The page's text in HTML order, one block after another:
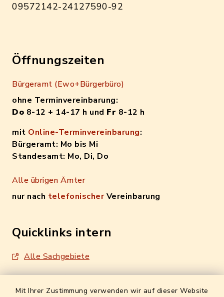
Mit Ihrer Zustimmung verwenden wir auf dieser Website
09572142-24127590-92
Öffnungszeiten
Bürgeramt (Ewo+Bürgerbüro)
ohne Terminvereinbarung:
Do 8-12 + 14-17 h und Fr 8-12 h
mit Online-Terminvereinbarung:
Bürgeramt: Mo bis Mi
Standesamt: Mo, Di, Do
Alle übrigen Ämter
nur nach telefonischerVereinbarung
Quicklinks intern
Alle Sachgebiete
Formulare / Onlinedienste